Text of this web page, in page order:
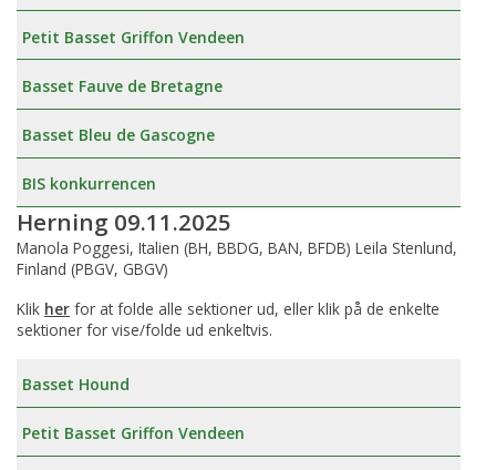
Petit Basset Griffon Vendeen
Basset Fauve de Bretagne
Basset Bleu de Gascogne
BIS konkurrencen
Herning 09.11.2025
Manola Poggesi, Italien (BH, BBDG, BAN, BFDB) Leila Stenlund,
Finland (PBGV, GBGV)
Klik her for at folde alle sektioner ud, eller klik på de enkelte
sektioner for vise/folde ud enkeltvis.
Basset Hound
Petit Basset Griffon Vendeen